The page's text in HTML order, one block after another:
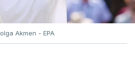
Akmen - EPA